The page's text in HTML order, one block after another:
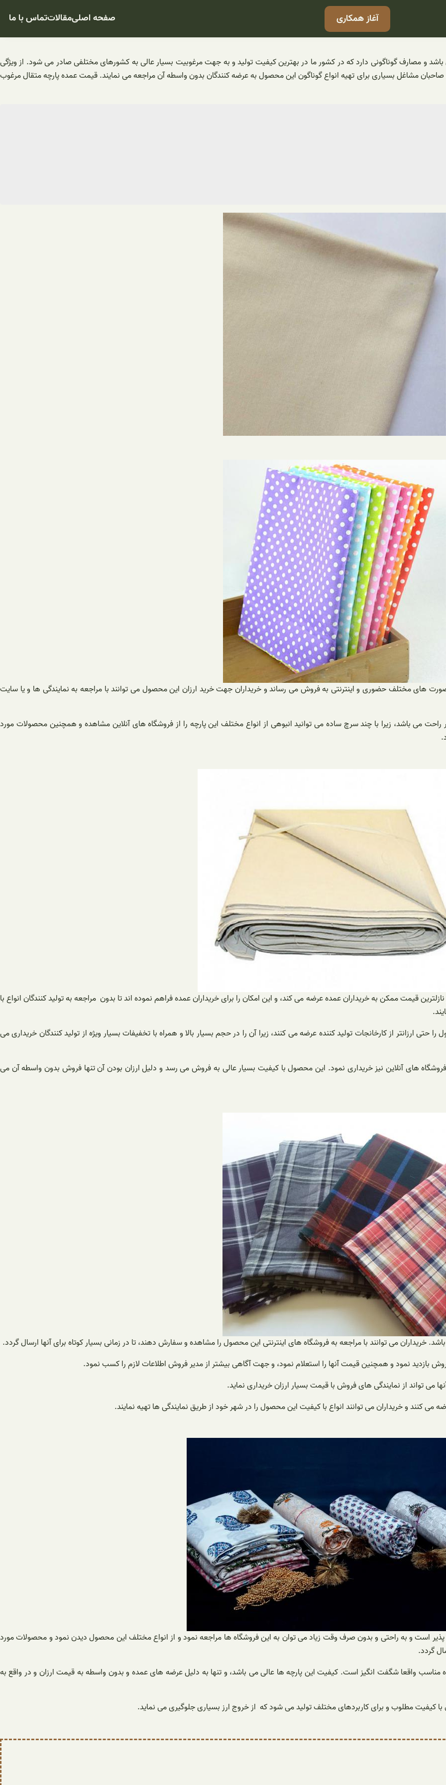
آغاز همکاری صفحه اصلیمقالاتتماس با ما
و مصارف گوناگونی دارد که در کشور ما در بهترین کیفیت تولید و به جهت مرغوبیت بسیار عالی به کشورهای مختلفی صادر می شود. از ویژگی
مشاغل بسیاری برای تهیه انواع گوناگون این محصول به عرضه کنندگان بدون واسطه آن مراجعه می نمایند. قیمت عمده پارچه متقال مرغوب
صورت های مختلف حضوری و اینترنتی به فروش می رساند و خریداران جهت خرید ارزان این محصول می توانند با مراجعه به نمایندگی ها و یا سایت
می باشد، زیرا با چند سرچ ساده می توانید انبوهی از انواع مختلف این پارچه را از فروشگاه های آنلاین مشاهده و همچنین محصولات مورد
قیمت ممکن به خریداران عمده عرضه می کند، و این امکان را برای خریداران عمده فراهم نموده اند تا بدون مراجعه به تولید کنندگان انواع با
ارزانتر از کارخانجات تولید کننده عرضه می کنند، زیرا آن را در حجم بسیار بالا و همراه با تخفیفات بسیار ویژه از تولید کنندگان خریداری می
های آنلاین نیز خریداری نمود. این محصول با کیفیت بسیار عالی به فروش می رسد و دلیل ارزان بودن آن تنها فروش بدون واسطه آن می
خریداران می توانند با مراجعه به فروشگاه های اینترنتی این محصول را مشاهده و سفارش دهند، تا در زمانی بسیار کوتاه برای آنها ارسال گردد.
بازدید نمود و همچنین قیمت آنها را استعلام نمود، و جهت آگاهی بیشتر از مدیر فروش اطلاعات لازم را کسب نمود.
می تواند از نمایندگی های فروش با قیمت بسیار ارزان خریداری نماید.
می کنند و خریداران می توانند انواع با کیفیت این محصول را در شهر خود از طریق نمایندگی ها تهیه نمایند.
پذیر است و به راحتی و بدون صرف وقت زیاد می توان به این فروشگاه ها مراجعه نمود و از انواع مختلف این محصول دیدن نمود و محصولات مورد
گردد.
مناسب واقعا شگفت انگیز است. کیفیت این پارچه ها عالی می باشد، و تنها به دلیل عرضه های عمده و بدون واسطه به قیمت ارزان و در واقع به
با کیفیت مطلوب و برای کاربردهای مختلف تولید می شود که از خروج ارز بسیاری جلوگیری می نماید.